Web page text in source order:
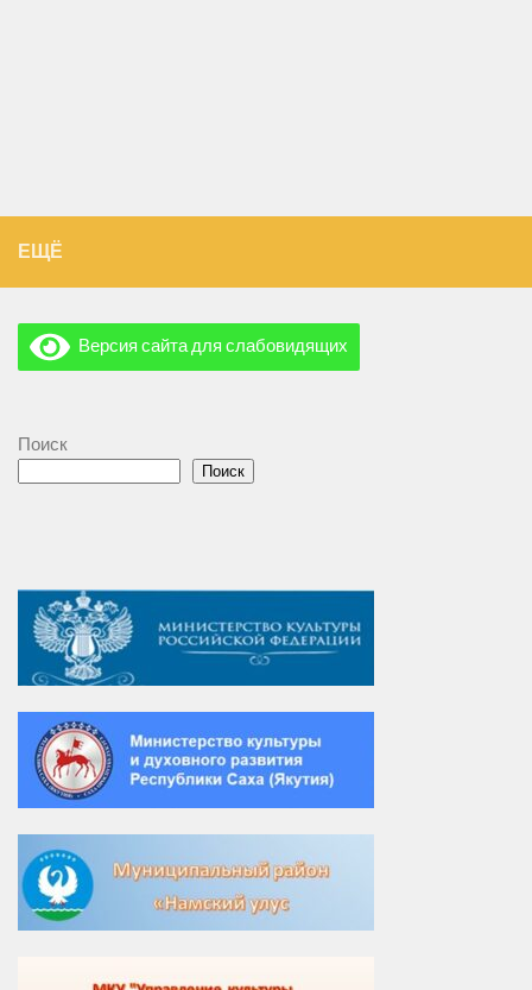
ЕЩЁ
Версия сайта для слабовидящих
Поиск
Поиск